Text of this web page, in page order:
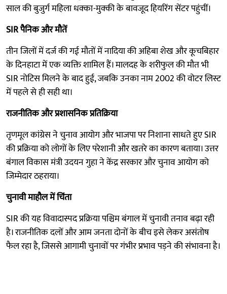
साल की बुजुर्ग महिला धक्का-मुक्की के बावजूद हियरिंग सेंटर पहुंचीं।
SIR पैनिक और मौतें
तीन जिलों में दर्ज की गई मौतों में नादिया की अहिबा शेख और कूचबिहार
के दिनहाटा में एक व्यक्ति शामिल हैं। मालदह के शरीफुल की मौत भी
SIR नोटिस मिलने के बाद हुई, जबकि उनका नाम 2002 की वोटर लिस्ट
में पहले से ही सही था।
राजनीतिक और प्रशासनिक प्रतिक्रिया
तृणमूल कांग्रेस ने चुनाव आयोग और भाजपा पर निशाना साधते हुए SIR
की प्रक्रिया को लोगों के लिए परेशानी और खतरे का कारण बताया। उत्तर
बंगाल विकास मंत्री उदयन गुहा ने केंद्र सरकार और चुनाव आयोग को
जिम्मेदार ठहराया।
चुनावी माहौल में चिंता
SIR की यह विवादास्पद प्रक्रिया पश्चिम बंगाल में चुनावी तनाव बढ़ा रही
है। राजनीतिक दलों और आम जनता दोनों के बीच इसे लेकर असंतोष
फैल रहा है, जिससे आगामी चुनावों पर गंभीर प्रभाव पड़ने की संभावना है।